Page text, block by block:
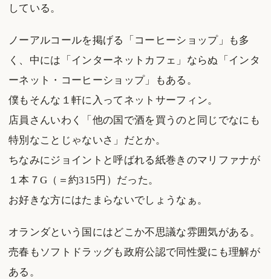
している。
ノーアルコールを掲げる「コーヒーショップ」も多
く、中には「インターネットカフェ」ならぬ「インタ
ーネット・コーヒーショップ」もある。
僕もそんな１軒に入ってネットサーフィン。
店員さんいわく「他の国で酒を買うのと同じでなにも
特別なことじゃないさ」だとか。
ちなみにジョイントと呼ばれる紙巻きのマリファナが
１本７G（＝約315円）だった。
お好きな方にはたまらないでしょうなぁ。
オランダという国にはどこか不思議な雰囲気がある。
売春もソフトドラッグも政府公認で同性愛にも理解が
ある。